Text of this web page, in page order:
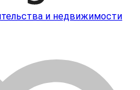
и недвижимости